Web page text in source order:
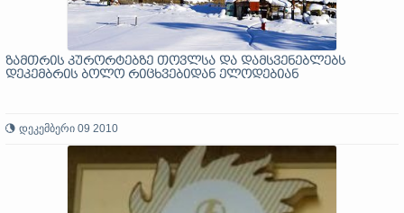
ზამთრის კურორტებზე თოვლსა და დამსვენებლებს
დეკემბრის ბოლო რიცხვებიდან ელოდებიან
დეკემბერი 09 2010